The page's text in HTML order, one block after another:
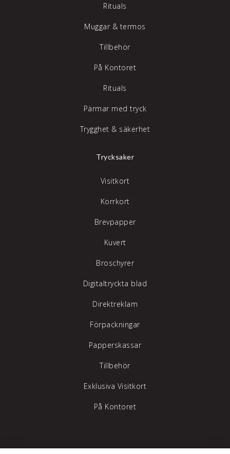
Rituals
Muggar & termos
Tillbehör
På Kontoret
Rituals
Pärmar med tryck
Trygghet & säkerhet
Trycksaker
Visitkort
Korrkort
Brevpapper
Kuvert
Broschyrer
Digitaltryckta blad
Direktreklam
Förpackningar
Papperskassar
Tillbehör
Exklusiva Visitkort
På Kontoret